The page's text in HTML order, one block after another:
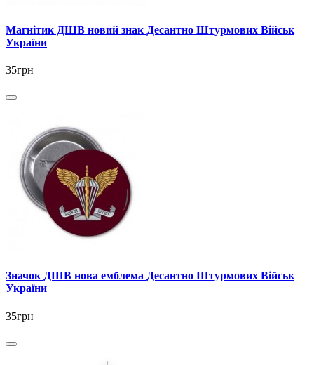
Магнітик ДШВ новий знак Десантно Штурмових Військ
України
35грн
Значок ДШВ нова емблема Десантно Штурмових Військ
України
35грн